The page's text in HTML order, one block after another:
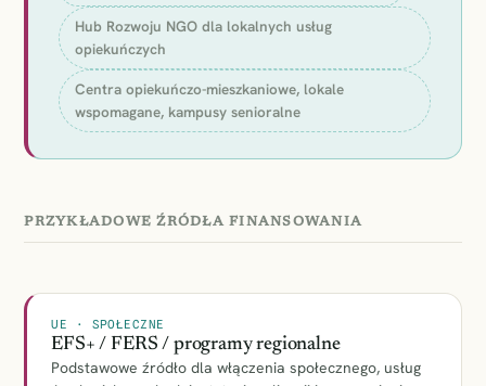
Hub Rozwoju NGO dla lokalnych usług
opiekuńczych
Centra opiekuńczo-mieszkaniowe, lokale
wspomagane, kampusy senioralne
PRZYKŁADOWE ŹRÓDŁA FINANSOWANIA
UE · SPOŁECZNE
EFS+ / FERS / programy regionalne
Podstawowe źródło dla włączenia społecznego, usług